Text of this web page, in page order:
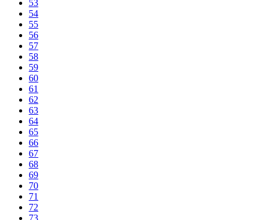
53
54
55
56
57
58
59
60
61
62
63
64
65
66
67
68
69
70
71
72